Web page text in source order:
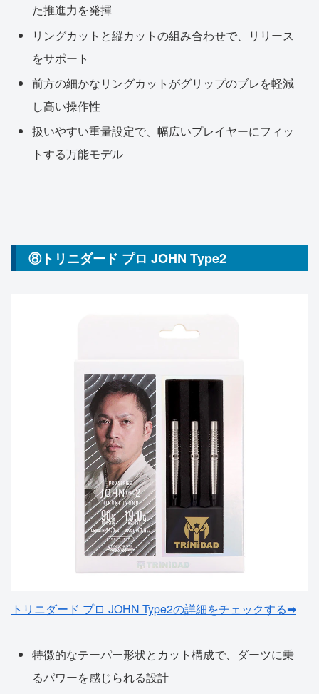
た推進力を発揮
リングカットと縦カットの組み合わせで、リリース
をサポート
前方の細かなリングカットがグリップのブレを軽減
し高い操作性
扱いやすい重量設定で、幅広いプレイヤーにフィッ
トする万能モデル
⑧トリニダード プロ JOHN Type2
トリニダード プロ JOHN Type2の詳細をチェックする➡
特徴的なテーパー形状とカット構成で、ダーツに乗
るパワーを感じられる設計